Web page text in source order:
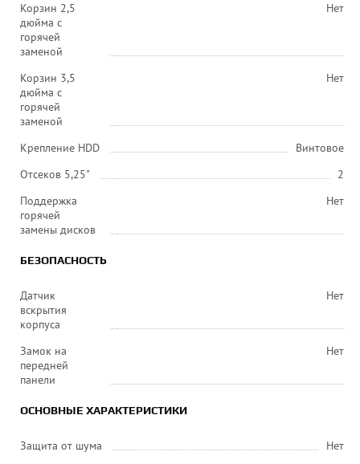
Корзин 2,5
дюйма с
горячей
заменой
Нет
Корзин 3,5
дюйма с
горячей
заменой
Нет
Крепление HDD
Винтовое
Отсеков 5,25"
2
Поддержка
горячей
замены дисков
Нет
БЕЗОПАСНОСТЬ
Датчик
вскрытия
корпуса
Нет
Замок на
передней
панели
Нет
ОСНОВНЫЕ ХАРАКТЕРИСТИКИ
Защита от шума
Нет